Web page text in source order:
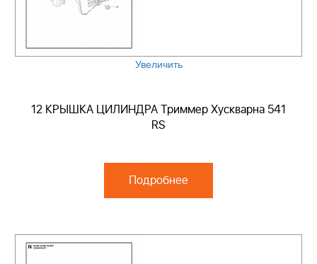
Увеличить
12 КРЫШКА ЦИЛИНДРА Триммер Хускварна 541
RS
Подробнее